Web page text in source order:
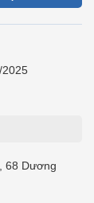
2025
68 Dương